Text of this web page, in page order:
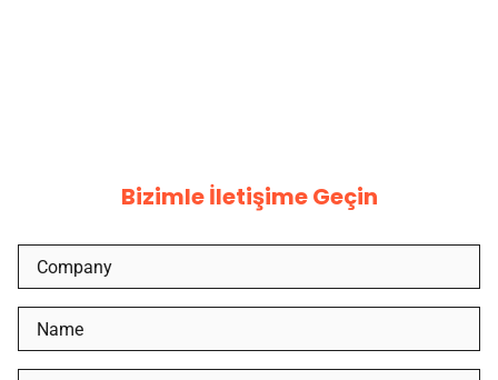
Bizimle İletişime Geçin